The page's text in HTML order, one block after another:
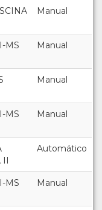
Manual
MS Manual
Manual
MS Manual
Automático
MS Manual